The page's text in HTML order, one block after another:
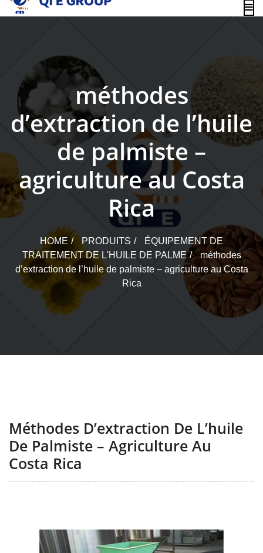
content
méthodes
d’extraction de l’huile
de palmiste –
agriculture au Costa
Rica
HOME PRODUITS
ÉQUIPEMENT DE
TRAITEMENT DE L'HUILE DE PALME
méthodes
d’extraction de l’huile de palmiste – agriculture au Costa
Rica
Méthodes D’extraction De L’huile
De Palmiste – Agriculture Au
Costa Rica